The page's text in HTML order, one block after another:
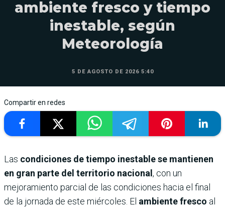
ambiente fresco y tiempo
inestable, según
Meteorología
5 DE AGOSTO DE 2026 5:40
Compartir en redes
Las condiciones de tiempo inestable se mantienen
en gran parte del territorio nacional , con un
mejoramiento parcial de las condiciones hacia el final
de la jornada de este miércoles. El ambiente fresco al